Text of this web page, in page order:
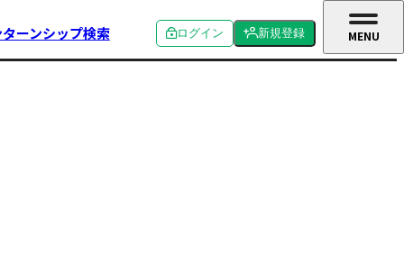
ーンシップ検索 ログイン 新規登録 MENU